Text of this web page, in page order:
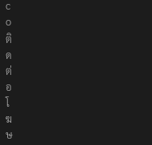
s
.
c
o
ติ
ด
ต่
อ
โ